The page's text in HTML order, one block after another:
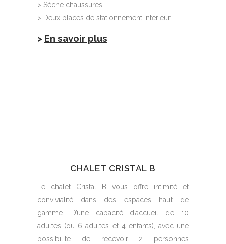
> Sèche chaussures
> Deux places de stationnement intérieur
> En savoir plus
CHALET CRISTAL B
Le chalet Cristal B vous offre intimité et
convivialité dans des espaces haut de
gamme. D’une capacité d’accueil de 10
adultes (ou 6 adultes et 4 enfants), avec une
possibilité de recevoir 2 personnes